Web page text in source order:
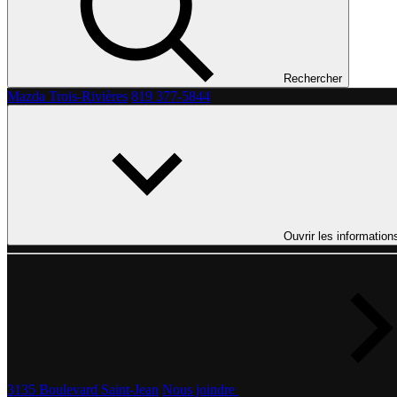
Rechercher
Mazda Trois-Rivières 819 377-5844
Ouvrir les
3135 Boulevard Saint-Jean Nous joindre